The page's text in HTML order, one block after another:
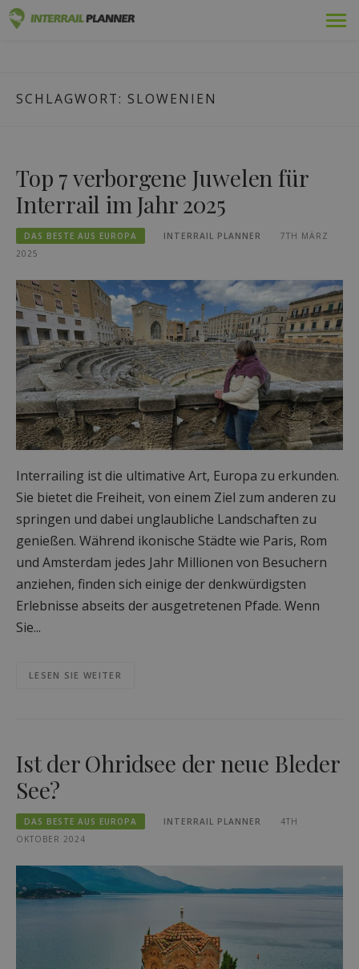
Pässe
Länder-Führer
Einloggen
SCHLAGWORT: SLOWENIEN
Top 7 verborgene Juwelen für
Interrail im Jahr 2025
DAS BESTE AUS EUROPA INTERRAIL PLANNER
7TH MÄRZ
2025
Interrailing ist die ultimative Art, Europa zu erkunden.
Sie bietet die Freiheit, von einem Ziel zum anderen zu
springen und dabei unglaubliche Landschaften zu
genießen. Während ikonische Städte wie Paris, Rom
und Amsterdam jedes Jahr Millionen von Besuchern
anziehen, finden sich einige der denkwürdigsten
Erlebnisse abseits der ausgetretenen Pfade. Wenn
Sie...
LESEN SIE WEITER
Ist der Ohridsee der neue Bleder
See?
DAS BESTE AUS EUROPA INTERRAIL PLANNER
4TH
OKTOBER 2024